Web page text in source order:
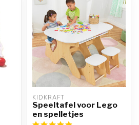
KIDKRAFT
Speeltafel voor Lego
en spelletjes